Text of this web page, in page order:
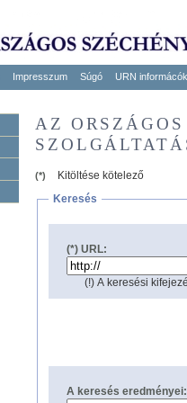
Impresszum Súgó URN informácók
AZ
(*)
Kitöltése kötelező
Keresés
(*) URL:
(!) A keresési
A keresés eredményei: